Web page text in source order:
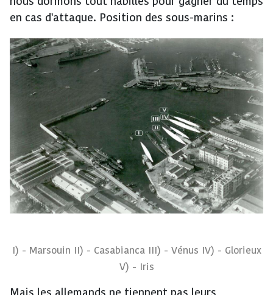
en cas d'attaque. Position des sous-marins :
I) - Marsouin II) - Casabianca III) - Vénus IV) - Glorieux
V) - Iris